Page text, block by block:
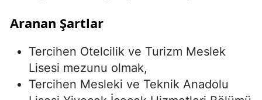
Aranan Şartlar
Tercihen Otelcilik ve Turizm Meslek
Lisesi mezunu olmak,
Tercihen Mesleki ve Teknik Anadolu